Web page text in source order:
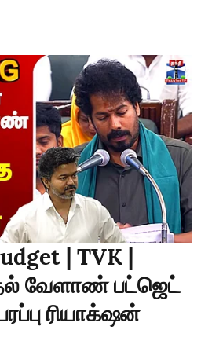
| TVK |
வேளாண் பட்ஜெட்
ரியாக்‌ஷன்